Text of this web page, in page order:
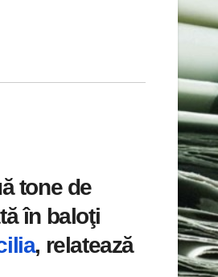
tone de
în baloţi
, relatează